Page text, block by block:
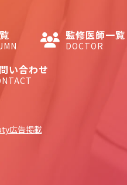
監修医師一覧
DOCTOR
い合わせ
広告掲載